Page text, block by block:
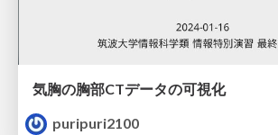
気胸の胸部CTデータの可視化
puripuri2100